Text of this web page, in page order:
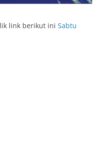
link berikut ini Sabtu